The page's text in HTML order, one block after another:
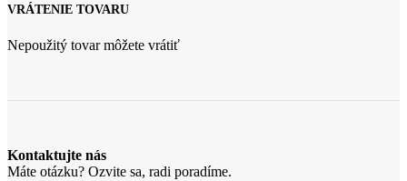
VRÁTENIE TOVARU
Nepoužitý tovar môžete vrátiť
Kontaktujte nás
Máte otázku? Ozvite sa, radi poradíme.